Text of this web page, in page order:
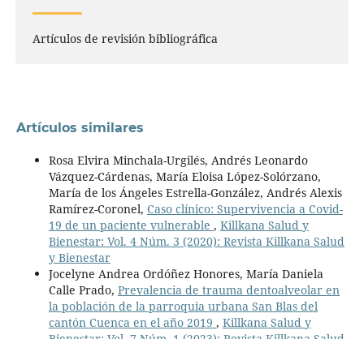
Artículos de revisión bibliográfica
Artículos similares
Rosa Elvira Minchala-Urgilés, Andrés Leonardo
Vázquez-Cárdenas, María Eloisa López-Solórzano,
María de los Ángeles Estrella-González, Andrés Alexis
Ramírez-Coronel, Caso clínico: Supervivencia a Covid-
19 de un paciente vulnerable , Killkana Salud y
Bienestar: Vol. 4 Núm. 3 (2020): Revista Killkana Salud
y Bienestar
Jocelyne Andrea Ordóñez Honores, María Daniela
Calle Prado, Prevalencia de trauma dentoalveolar en
la población de la parroquia urbana San Blas del
cantón Cuenca en el año 2019 , Killkana Salud y